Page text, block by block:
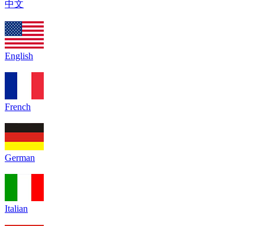
中文
English
French
German
Italian